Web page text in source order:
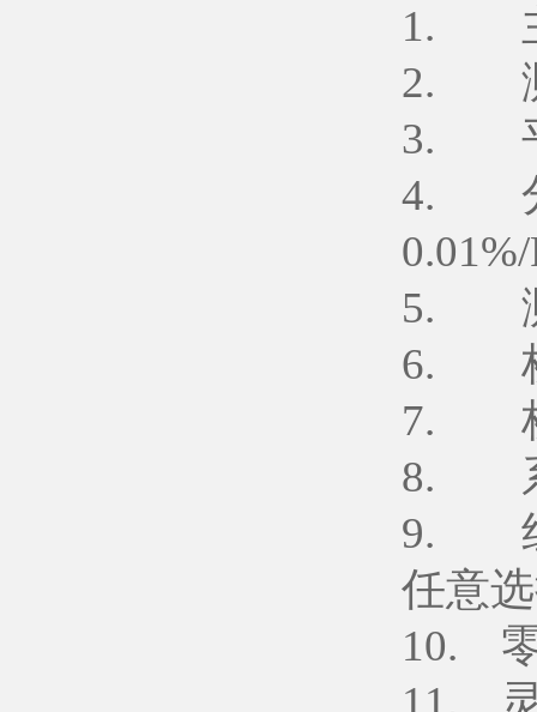
1. 主
2. 测
3. 平
4. 分
5. 测
6. 桥
7. 桥
8. 系
9. 组
任意
10.
11. 灵